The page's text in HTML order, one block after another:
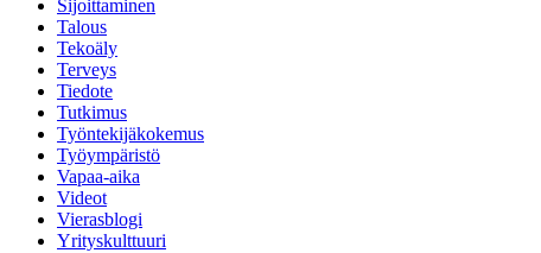
Sijoittaminen
Talous
Tekoäly
Terveys
Tiedote
Tutkimus
Työntekijäkokemus
Työympäristö
Vapaa-aika
Videot
Vierasblogi
Yrityskulttuuri